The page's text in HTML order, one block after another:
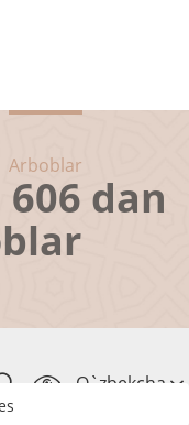
Arboblar
O`zbekcha
dan